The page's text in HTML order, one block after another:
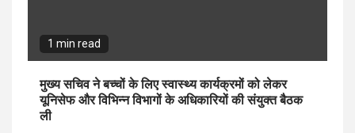
1 min read
मुख्य सचिव ने बच्चों के लिए स्वास्थ्य कार्यक्रमों को लेकर
यूनिसेफ और विभिन्न विभागों के अधिकारियों की संयुक्त बैठक
ली